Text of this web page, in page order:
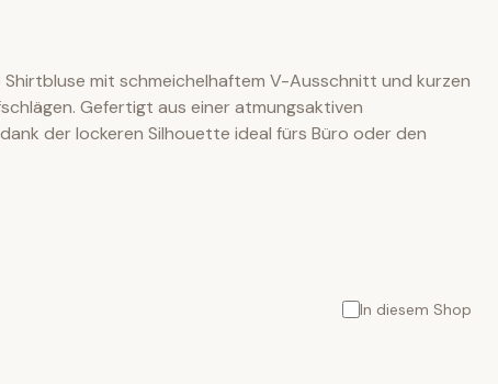
Shirtbluse mit schmeichelhaftem V-Ausschnitt und kurzen
Gefertigt aus einer atmungsaktiven
der lockeren Silhouette ideal fürs Büro oder den
In diesem Shop